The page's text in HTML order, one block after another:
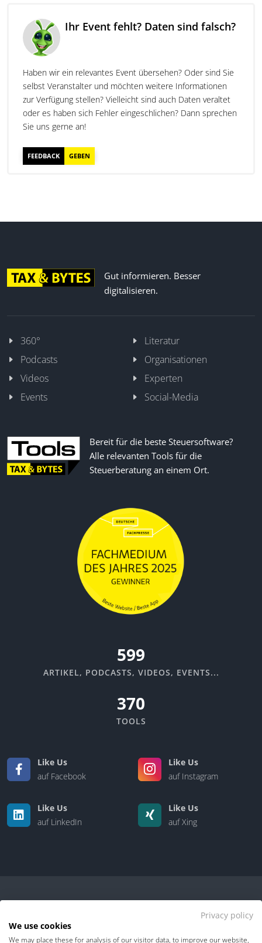
Ihr Event fehlt? Daten sind falsch?
Haben wir ein relevantes Event übersehen? Oder sind Sie
selbst Veranstalter und möchten weitere Informationen
zur Verfügung stellen? Vielleicht sind auch Daten veraltet
oder es haben sich Fehler eingeschlichen? Dann sprechen
Sie uns gerne an!
FEEDBACK GEBEN
Gut informieren. Besser
digitalisieren.
360°
Literatur
Podcasts
Organisationen
Videos
Experten
Events
Social-Media
Bereit für die beste Steuersoftware?
Alle relevanten Tools für die
Steuerberatung an einem Ort.
670
ARTIKEL, PODCASTS, VIDEOS, EVENTS...
370
TOOLS
Like Us
auf Facebook
Like Us
auf Instagram
Like Us
auf LinkedIn
Like Us
auf Xing
Privacy policy
We use cookies
We may place these for analysis of our visitor data, to improve our website,